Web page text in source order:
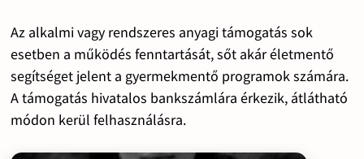
Az alkalmi vagy rendszeres anyagi támogatás sok
esetben a működés fenntartását, sőt akár életmentő
segítséget jelent a gyermekmentő programok számára.
A támogatás hivatalos bankszámlára érkezik, átlátható
módon kerül felhasználásra.